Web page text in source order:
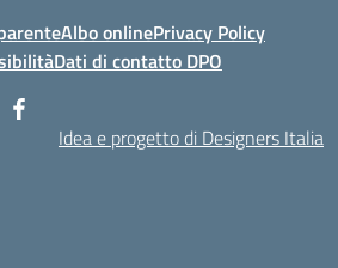
Albo onlinePrivacy Policy
Dati di contatto DPO
Idea e progetto di Designers Italia